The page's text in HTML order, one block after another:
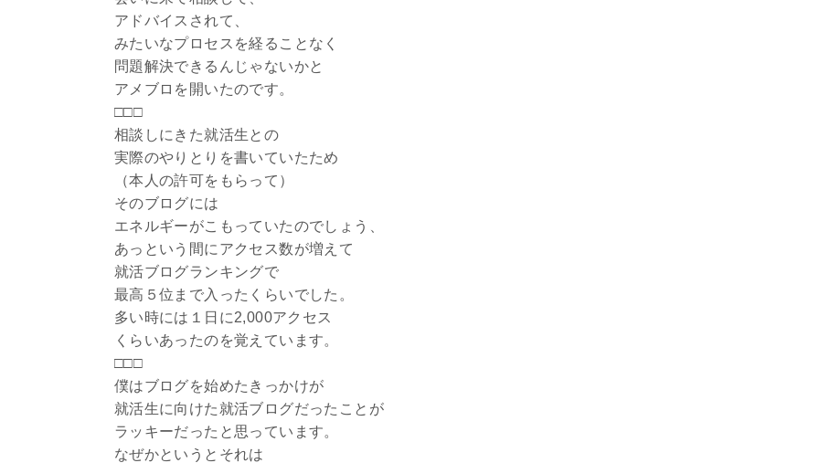
アドバイスされて、
みたいなプロセスを経ることなく
問題解決できるんじゃないかと
アメブロを開いたのです。
□□□
相談しにきた就活生との
実際のやりとりを書いていたため
（本人の許可をもらって）
そのブログには
エネルギーがこもっていたのでしょう、
あっという間にアクセス数が増えて
就活ブログランキングで
最高５位まで入ったくらいでした。
多い時には１日に2,000アクセス
くらいあったのを覚えています。
□□□
僕はブログを始めたきっかけが
就活生に向けた就活ブログだったことが
ラッキーだったと思っています。
なぜかというとそれは